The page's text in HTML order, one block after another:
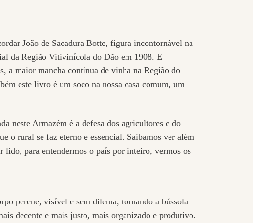
João de Sacadura Botte, figura incontornável na
da Região Vitivinícola do Dão em 1908. E
a maior mancha contínua de vinha na Região do
este livro é um soco na nossa casa comum, um
neste Armazém é a defesa dos agricultores e do
o rural se faz eterno e essencial. Saibamos ver além
para entendermos o país por inteiro, vermos os
perene, visível e sem dilema, tornando a bússola
decente e mais justo, mais organizado e produtivo.